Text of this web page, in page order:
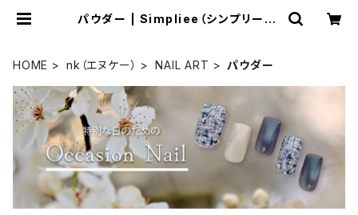
パウダー | Simpliee（シンプリー）S
HOME nk（エヌケー） NAIL ART パウダー